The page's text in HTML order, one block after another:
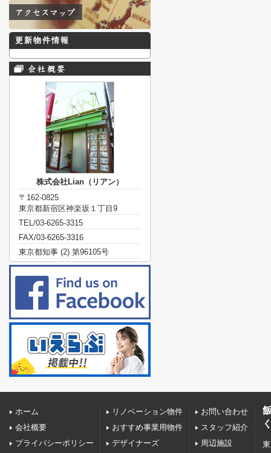
更新物件情報
株式会社Lian（リアン）
〒162-0825
東京都新宿区神楽坂１丁目9
TEL/03-6265-3315
FAX/03-6265-3316
東京都知事 (2) 第96105号
ホーム
会社概要
プライバシーポリシー
リノベーション物件
おすすめ事業用物件
デザイナーズ
お問い合わせ
スタッフ紹介
周辺施設